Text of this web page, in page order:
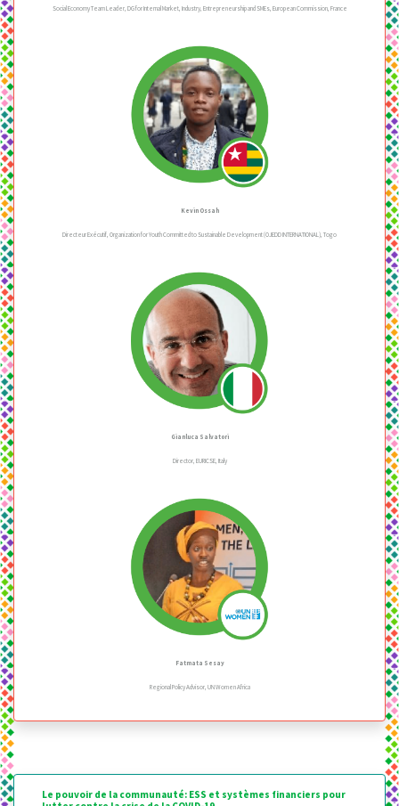
Social Economy Team Leader, DG for Internal Market, Industry, Entrepreneurship and SMEs, European Commission, France
Kevin Ossah
Directeur Exécutif, Organization for Youth Committed to Sustainable Development (OJEDD INTERNATIONAL), Togo
Gianluca Salvatori
Director, EURICSE, Italy
Fatmata Sesay
Regional Policy Advisor, UN Women Africa
Le pouvoir de la communauté: ESS et systèmes financiers pour